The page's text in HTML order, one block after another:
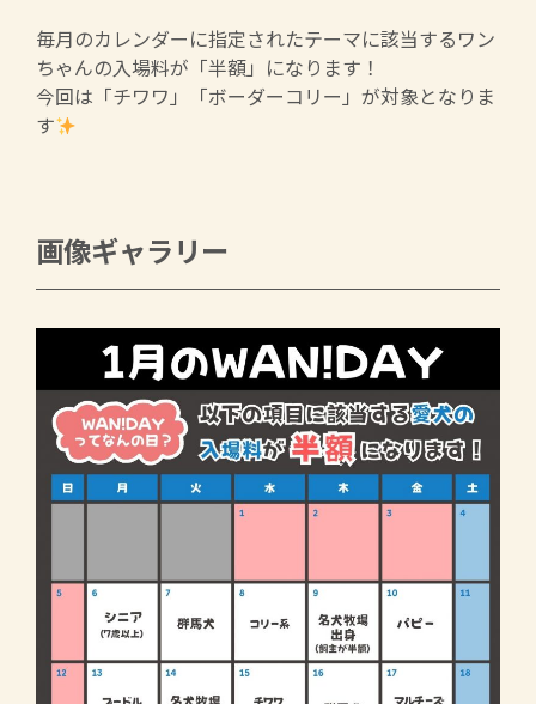
毎月のカレンダーに指定されたテーマに該当するワン
ちゃんの入場料が「半額」になります！
今回は「チワワ」「ボーダーコリー」が対象となりま
す
画像ギャラリー